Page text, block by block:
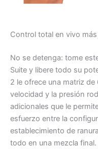
Control total en vivo
No se detenga: tome
Suite y libere todo su
2 le ofrece una matriz
velocidad y la presión
adicionales que le
esfuerzo entre la
establecimiento de
todo en una mezcla